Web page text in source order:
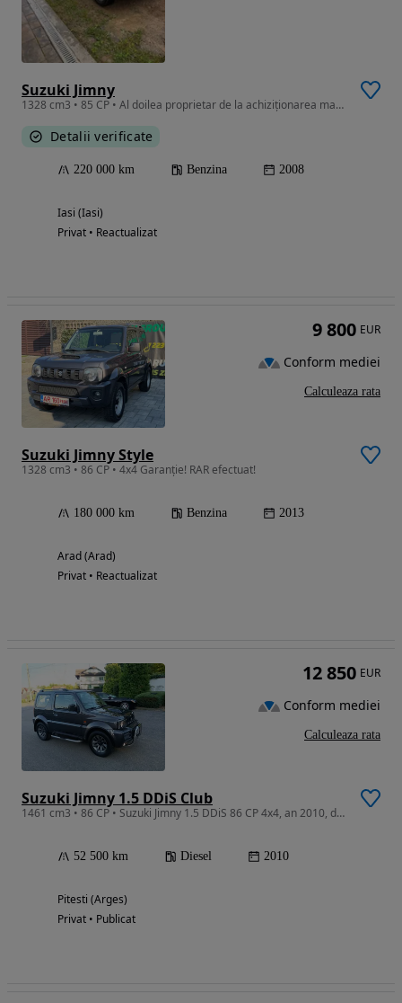
Suzuki Jimny
1328 cm3 • 85 CP • Al doilea proprietar de la achiziționarea mașinii,
Detalii verificate
220 000 km Benzina 2008
Iasi (Iasi)
Privat • Reactualizat
Suzuki Jimny Style
1328 cm3 • 86 CP • 4x4 Garanție! RAR efectuat!
180 000 km Benzina 2013
Arad (Arad)
Privat • Reactualizat
9 800 EUR
Conform mediei
Calculeaza rata
Suzuki Jimny 1.5 DDiS Club
1461 cm3 • 86 CP • Suzuki Jimny 1.5 DDiS 86 CP 4x4, an 2010, diesel, manuală, A.C, euro 4
52 500 km Diesel 2010
Pitesti (Arges)
Privat • Publicat
12 850 EUR
Conform mediei
Calculeaza rata